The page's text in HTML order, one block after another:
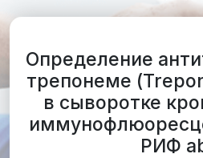
Определение
трепонеме
в сыворотке
РИФ